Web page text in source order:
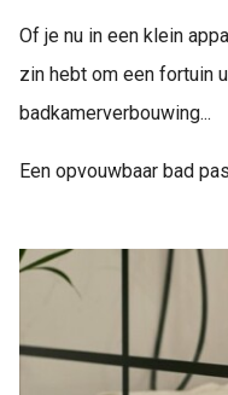
Of je nu in een klein
zin hebt om een fortuin
badkamerverbouwing...
Een opvouwbaar bad